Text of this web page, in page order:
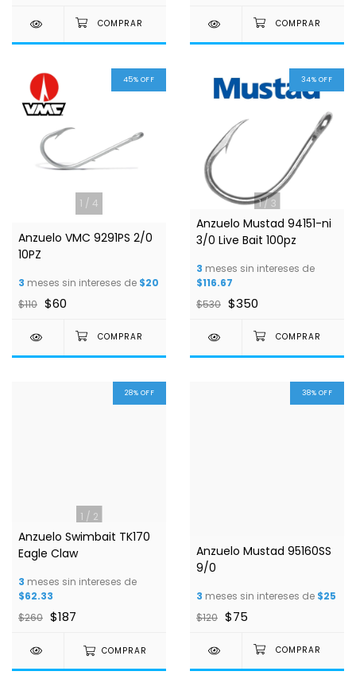
1 / 4
45% OFF
Anzuelo VMC 9291PS 2/0
10PZ
3 meses sin intereses de $20
$110 $60
1/3
34% OFF
Anzuelo Mustad 94151-ni
3/0 Live Bait 100pz
3 meses sin intereses de
$116.67
$530 $350
1 / 2
28% OFF
Anzuelo Swimbait TK170
Eagle Claw
3 meses sin intereses de
$62.33
$260 $187
COMPRAR
38% OFF
Anzuelo Mustad 95160SS
9/0
3 meses sin intereses de $25
$120 $75